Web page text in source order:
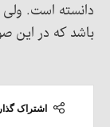
دانسته است.
باشد که در این
اشتراک